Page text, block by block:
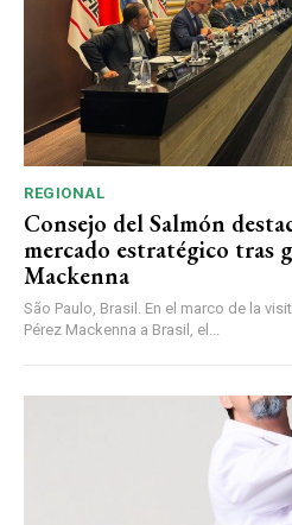
REGIONAL
Consejo del Salmón
mercado estratégico tras
Mackenna
São Paulo, Brasil. En el marco de la
Pérez Mackenna a Brasil, el...